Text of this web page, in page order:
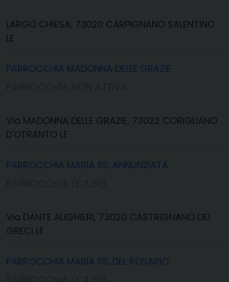
LARGO CHIESA, 73020 CARPIGNANO SALENTINO
LE
PARROCCHIA MADONNA DELLE GRAZIE
Via MADONNA DELLE GRAZIE, 73022 CORIGLIANO
D'OTRANTO LE
PARROCCHIA MARIA SS. ANNUNZIATA
Via DANTE ALIGHIERI, 73020 CASTRIGNANO DEI
GRECI LE
PARROCCHIA MARIA SS. DEL ROSARIO